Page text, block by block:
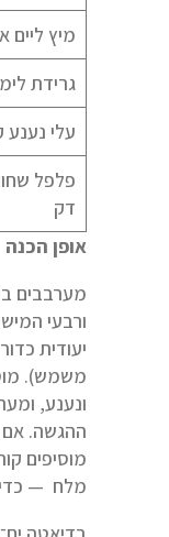
מיץ ליים
גרידת
עלי נענע
פלפל
דק
אופן הכנה
מערבבים
ורבעי
יעודית
משמש).
ונענע,
ההגשה. אם
מוסיפים
מלח — כדי